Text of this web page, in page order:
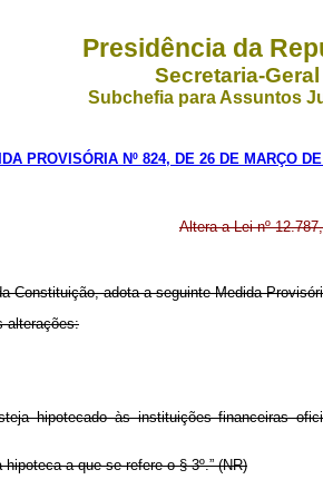
Presidência da
Secretaria-Geral
Subchefia para Assuntos
PROVISÓRIA Nº 824, DE 26 DE MARÇO
Altera a Lei nº
Constituição, adota a seguinte Medida
alterações:
hipotecado às instituições financeiras
a que se refere o § 3º.” (NR)